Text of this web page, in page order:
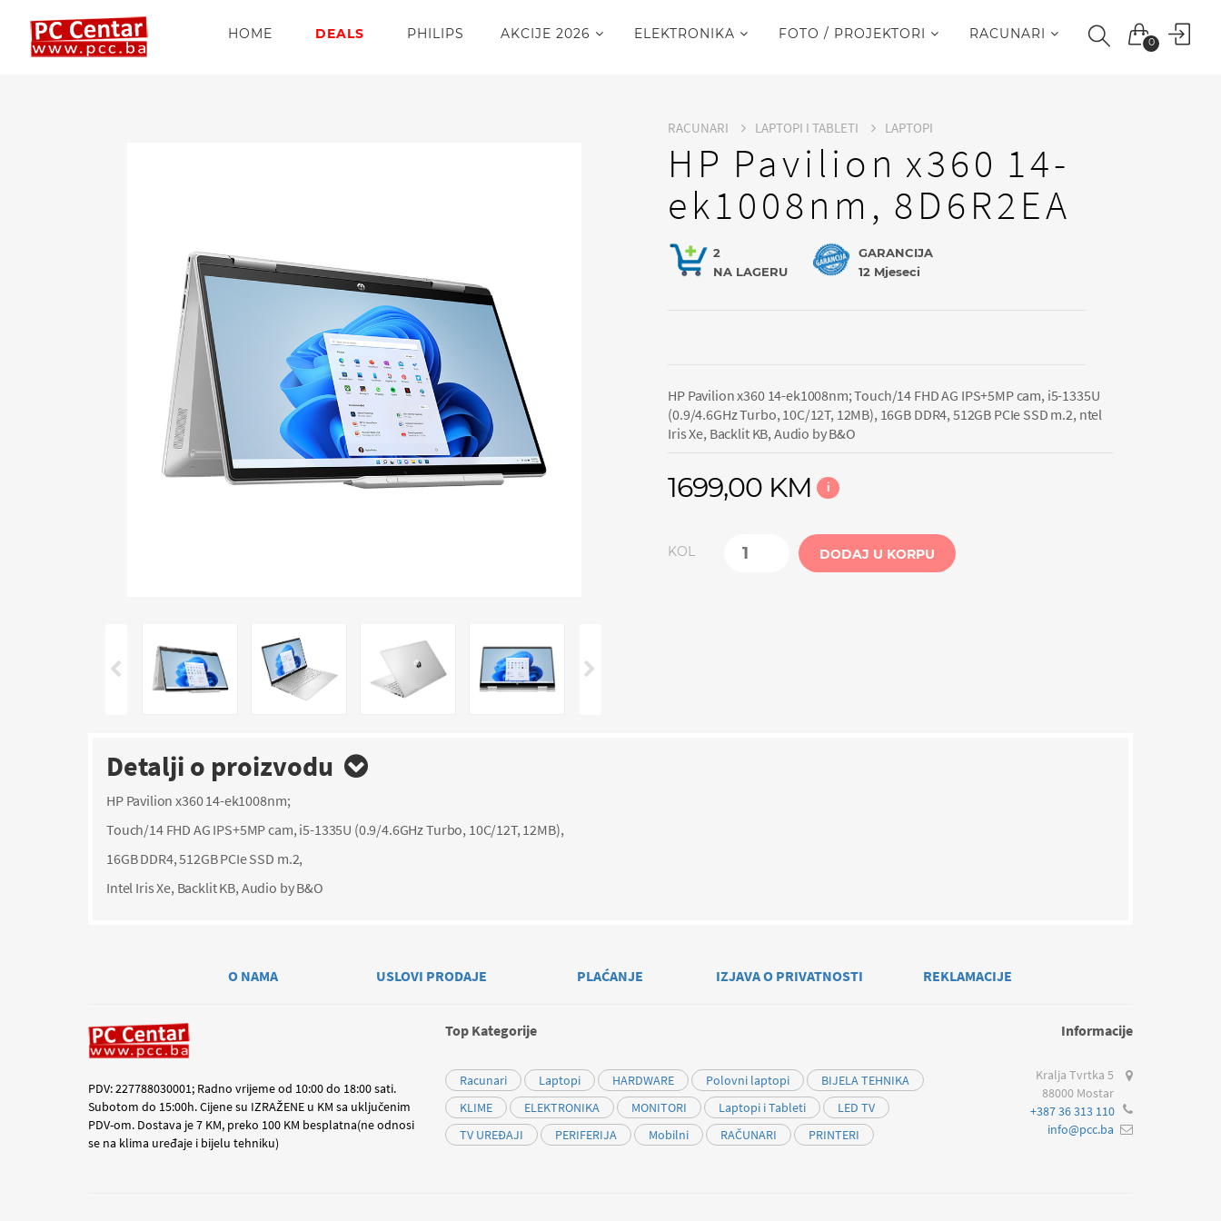
0
HOME DEALS PHILIPS AKCIJE 2026 ELEKTRONIKA FOTO / PROJEKTORI RACUNARI
RACUNARI LAPTOPI I TABLETI LAPTOPI
HP Pavilion x360 14-
ek1008nm, 8D6R2EA
2
NA LAGERU
GARANCIJA
12 Mjeseci
HP Pavilion x360 14-ek1008nm; Touch/14 FHD AG IPS+5MP cam, i5-1335U
(0.9/4.6GHz Turbo, 10C/12T, 12MB), 16GB DDR4, 512GB PCIe SSD m.2, ntel
Iris Xe, Backlit KB, Audio by B&O
1699,00 KM i
KOL DODAJ U KORPU
Detalji o proizvodu
HP Pavilion x360 14-ek1008nm;
Touch/14 FHD AG IPS+5MP cam, i5-1335U (0.9/4.6GHz Turbo, 10C/12T, 12MB),
16GB DDR4, 512GB PCIe SSD m.2,
Intel Iris Xe, Backlit KB, Audio by B&O
O NAMA USLOVI PRODAJE PLAĆANJE IZJAVA O PRIVATNOSTI REKLAMACIJE
PDV: 227788030001; Radno vrijeme od 10:00 do 18:00 sati.
Subotom do 15:00h. Cijene su IZRAŽENE u KM sa uključenim
PDV-om. Dostava je 7 KM, preko 100 KM besplatna(ne odnosi
se na klima uređaje i bijelu tehniku)
Top Kategorije
Racunari Laptopi HARDWARE Polovni laptopi
BIJELA TEHNIKA
KLIME
ELEKTRONIKA MONITORI Laptopi i Tableti
LED TV
TV UREĐAJI
PERIFERIJA Mobilni RAČUNARI PRINTERI
Informacije
Kralja Tvrtka 5
88000 Mostar
+387 36 313 110
info@pcc.ba